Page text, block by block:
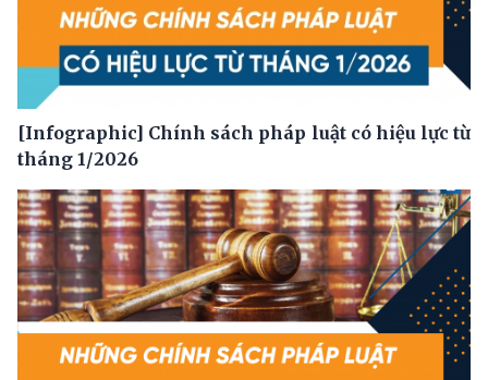
[Infographic] Chính sách pháp luật có hiệu lực từ
tháng 1/2026